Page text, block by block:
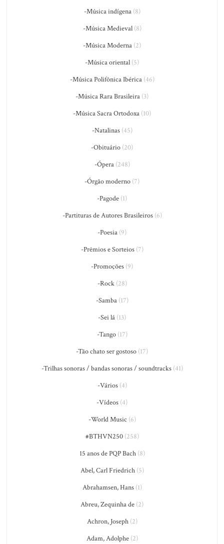
-Música indígena(8)
-Música Medieval(8)
-Música Moderna (2)
-Música oriental (5)
-Música Polifônica Ibérica(46)
-Música Rara Brasileira (3)
-Música Sacra Ortodoxa (10)
-Natalinas(45)
-Obituário (20)
-Ópera(248)
-Órgão moderno (7)
-Pagode (1)
-Partituras de Autores Brasileiros(6)
-Poesia (9)
-Prêmios e Sorteios(7)
-Promoções (9)
-Rock(28)
-Samba(17)
-Sei lá (13)
-Tango(17)
-Tão chato ser gostoso (17)
-Trilhas sonoras / bandas sonoras / soundtracks(41)
-Vários(4)
-Vídeos (4)
-World Music (6)
#BTHVN250(258)
15 anos de PQP Bach(8)
Abel, Carl Friedrich(5)
Abrahamsen, Hans(1)
Abreu, Zequinha de (2)
Achron, Joseph(2)
Adam, Adolphe(2)